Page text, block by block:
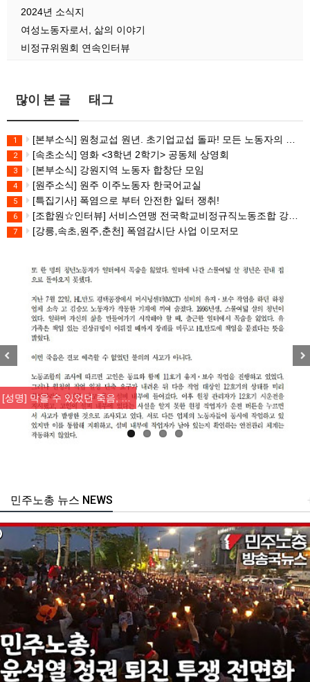
2024년 소식지
여성노동자로서, 삶의 이야기
비정규위원회 연속인터뷰
많이 본 글 태그
1 [본부소식] 원청교섭 원년. 초기업교섭 돌파! 모든 노동자의 노동기본권 쟁취! 민주노총 7.15 총파업대회
2 [속초소식] 영화 <3학년 2학기> 공동체 상영회
3 [본부소식] 강원지역 노동자 합창단 모임
4 [원주소식] 원주 이주노동자 한국어교실
5 [특집기사] 폭염으로 부터 안전한 일터 쟁취!
6 [조합원☆인터뷰] 서비스연맹 전국학교비정규직노동조합 강원지부 김유미 춘천지회장
7 [강릉,속초,원주,춘천] 폭염감시단 사업 이모저모
[성명] 막을 수 있었던 죽음, …
주노총 뉴스 NEWS